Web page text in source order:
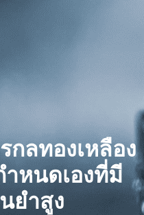
กลทองเหลือง
ำหนดเองที่มี
ยำสูง